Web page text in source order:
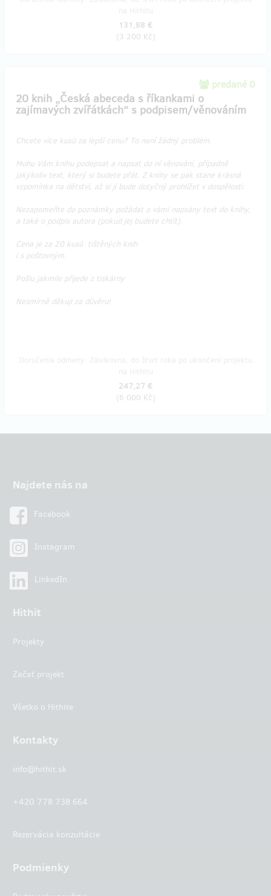
131,88 €
(3 200 Kč)
predané 0
20 knih „Česká abeceda s říkankami o
zajímavých zvířátkách“ s podpisem/věnováním
Chcete více kusů za lepší cenu? To není žádný problém.
Mohu Vám knihu podepsat a napsat do ní věnování, případně
jakýkoliv text, který si budete přát. Z knihy se pak stane krásná
vzpomínka na dětství, až si jí bude dotyčný prohlížet v dospělosti.
Nezapomeňte do poznámky požádat o vámi napsány text do knihy,
a také o podpis autora (pokud jej budete chtít).
Cena je za 20 kusů tištěných knih
i s poštovným.
Pošlu jakmile přijede z tiskárny
Nesmírně děkuji za důvěru!
247,27 €
(6 000 Kč)
Najdete nás na
Facebook
Instagram
LinkedIn
Hithit
Projekty
Začať projekt
Všetko o Hithite
Kontakty
info@hithit.sk
+420 778 738 664
Rezervácia konzultácie
Podmienky